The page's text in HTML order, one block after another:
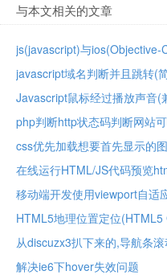
与本文相关的文章
js(javascript)与ios(Objective-
javascript域名判断并且跳转(
Javascript鼠标经过播放声音(
php判断http状态码判断网站
css优先加载想要首先显示的
在线运行HTML/JS代码预览
移动端开发使用viewport自适
解决ie6下hover失效问题